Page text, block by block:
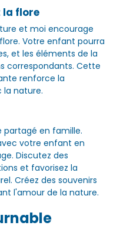
la flore
et moi encourage
Votre enfant pourra
et les éléments de la
correspondants. Cette
renforce la
la nature.
en famille.
votre enfant en
Discutez des
et favorisez la
Créez des souvenirs
l'amour de la nature.